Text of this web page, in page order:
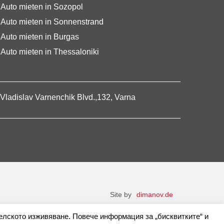
Auto mieten in Sozopol
Auto mieten in Sonnenstrand
Auto mieten in Burgas
Auto mieten in Thessaloniki
Vladislav Varnenchik Blvd.,132, Varna
Site by dimanov.de
изживяване. Повече информация за „бисквитките“ и